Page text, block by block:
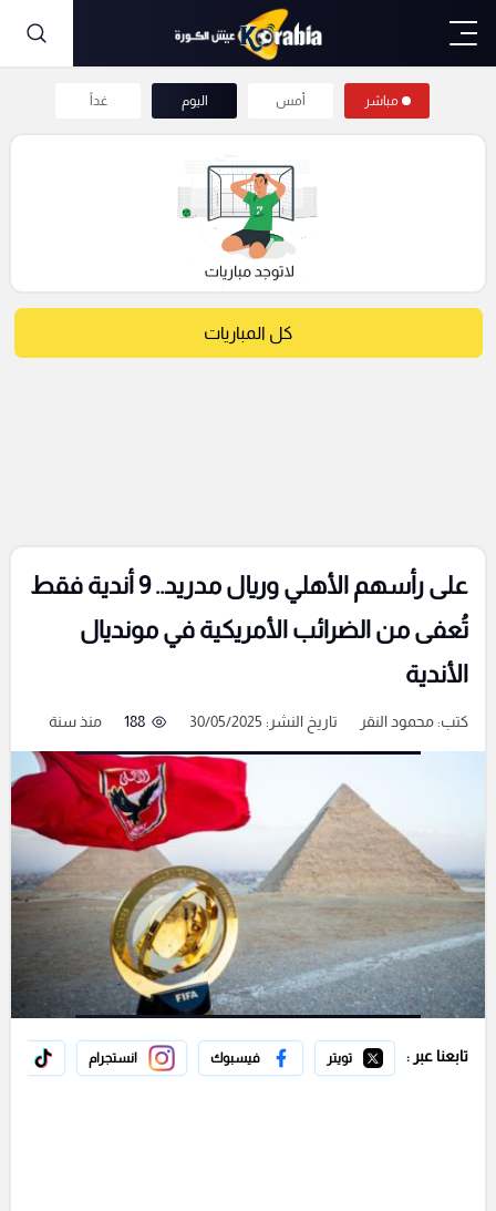
مباشر أمس اليوم غداً
كل المباريات
على رأسهم الأهلي وريال مدريد.. 9 أندية فقط
تُعفى من الضرائب الأمريكية في مونديال
الأندية
كتب:محمود النقر تاريخ النشر: 30/05/2025 188 منذ سنة
تابعنا عبر : تويتر فيسبوك انستجرام